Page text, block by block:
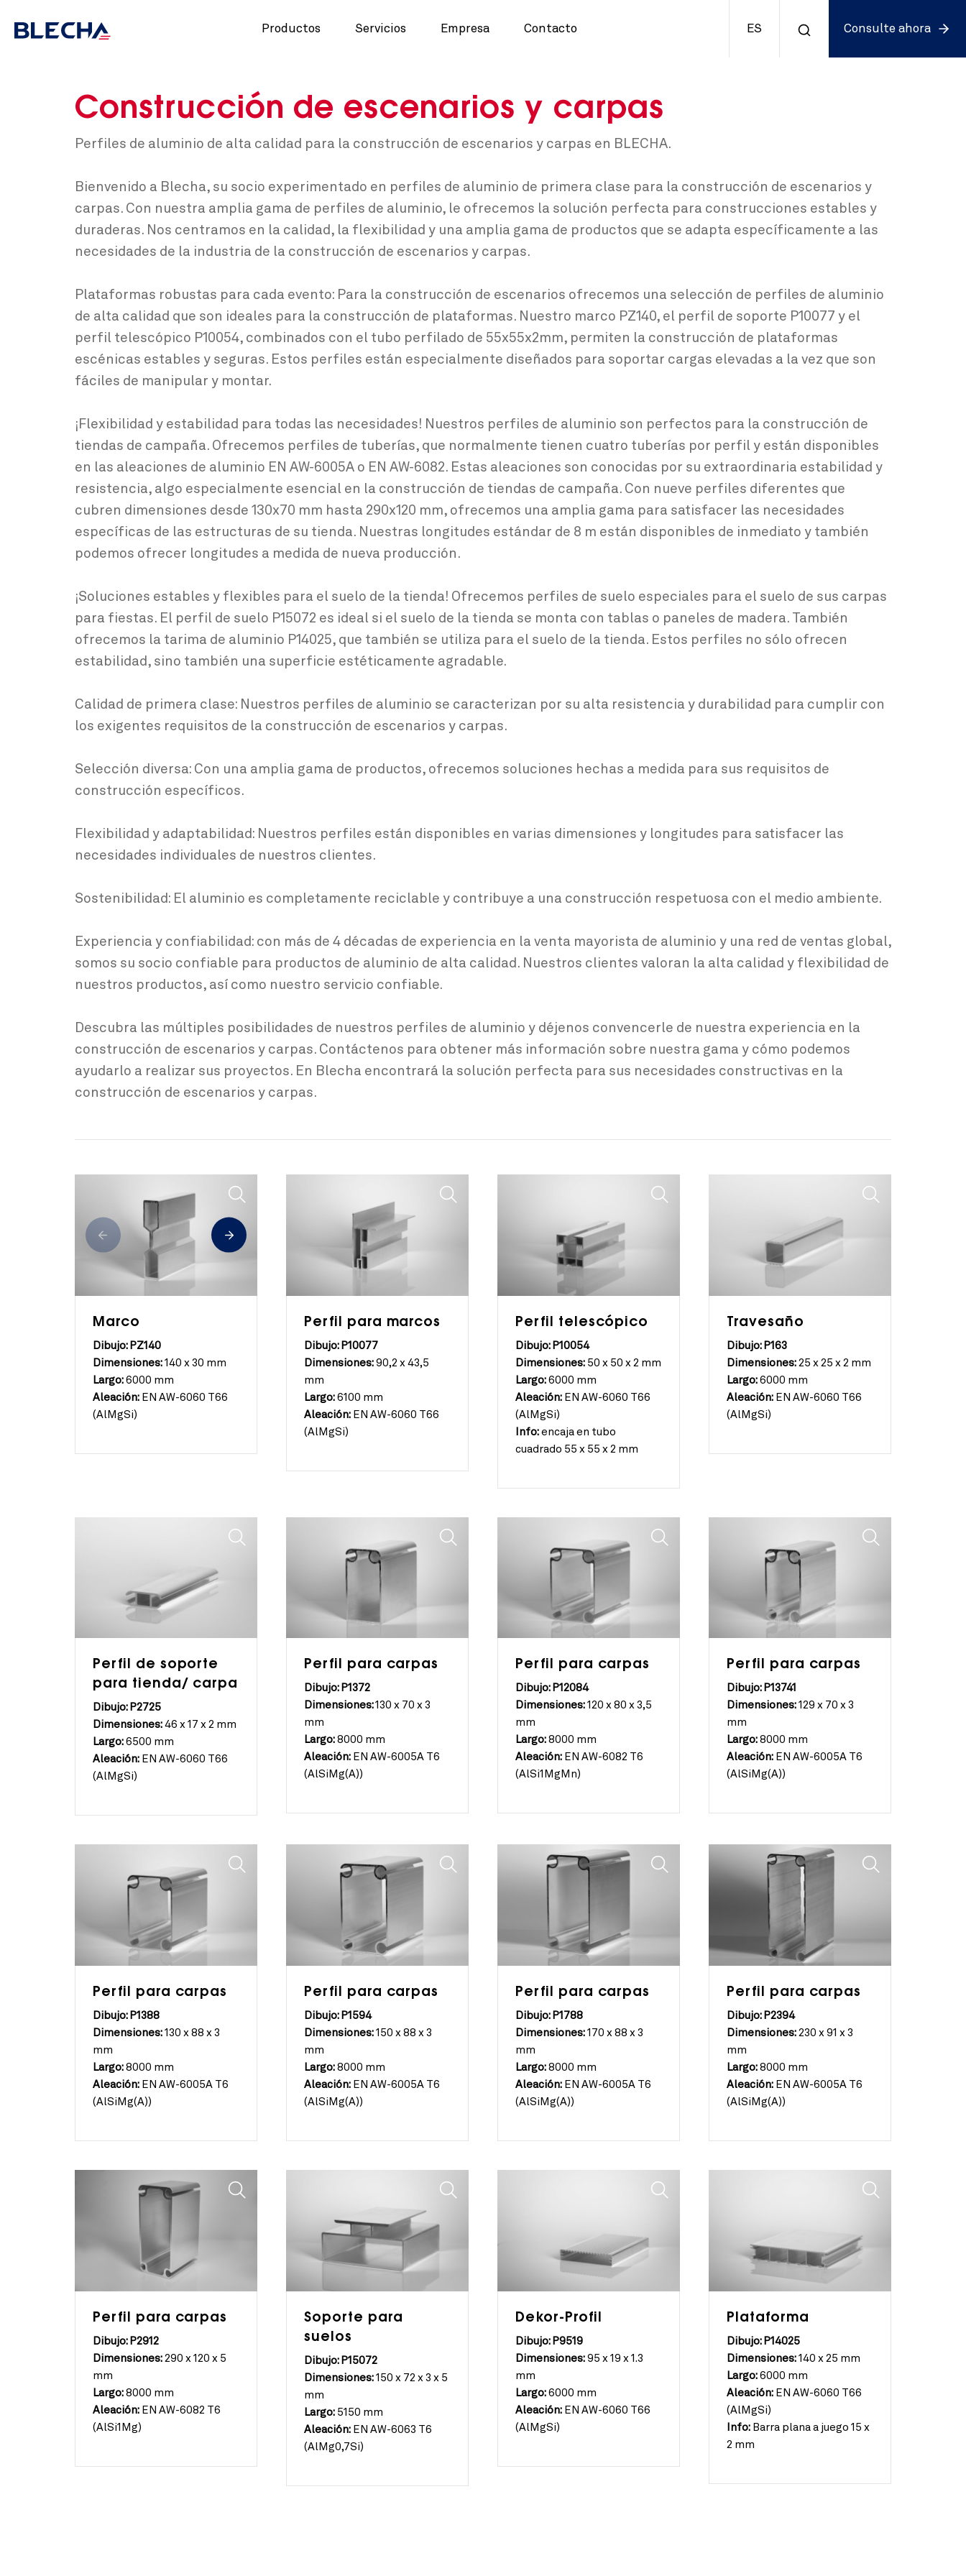
Productos Servicios Empresa Contacto ES Consulte ahora
Construcción de escenarios y carpas
Perfiles de aluminio de alta calidad para la construcción de escenarios y carpas en BLECHA.
Bienvenido a Blecha, su socio experimentado en perfiles de aluminio de primera clase para la construcción de escenarios y
carpas. Con nuestra amplia gama de perfiles de aluminio, le ofrecemos la solución perfecta para construcciones estables y
duraderas. Nos centramos en la calidad, la flexibilidad y una amplia gama de productos que se adapta específicamente a las
necesidades de la industria de la construcción de escenarios y carpas.
Plataformas robustas para cada evento: Para la construcción de escenarios ofrecemos una selección de perfiles de aluminio
de alta calidad que son ideales para la construcción de plataformas. Nuestro marco PZ140, el perfil de soporte P10077 y el
perfil telescópico P10054, combinados con el tubo perfilado de 55x55x2mm, permiten la construcción de plataformas
escénicas estables y seguras. Estos perfiles están especialmente diseñados para soportar cargas elevadas a la vez que son
fáciles de manipular y montar.
¡Flexibilidad y estabilidad para todas las necesidades! Nuestros perfiles de aluminio son perfectos para la construcción de
tiendas de campaña. Ofrecemos perfiles de tuberías, que normalmente tienen cuatro tuberías por perfil y están disponibles
en las aleaciones de aluminio EN AW-6005A o EN AW-6082. Estas aleaciones son conocidas por su extraordinaria estabilidad y
resistencia, algo especialmente esencial en la construcción de tiendas de campaña. Con nueve perfiles diferentes que
cubren dimensiones desde 130x70 mm hasta 290x120 mm, ofrecemos una amplia gama para satisfacer las necesidades
específicas de las estructuras de su tienda. Nuestras longitudes estándar de 8 m están disponibles de inmediato y también
podemos ofrecer longitudes a medida de nueva producción.
¡Soluciones estables y flexibles para el suelo de la tienda! Ofrecemos perfiles de suelo especiales para el suelo de sus carpas
para fiestas. El perfil de suelo P15072 es ideal si el suelo de la tienda se monta con tablas o paneles de madera. También
ofrecemos la tarima de aluminio P14025, que también se utiliza para el suelo de la tienda. Estos perfiles no sólo ofrecen
estabilidad, sino también una superficie estéticamente agradable.
Calidad de primera clase: Nuestros perfiles de aluminio se caracterizan por su alta resistencia y durabilidad para cumplir con
los exigentes requisitos de la construcción de escenarios y carpas.
Selección diversa: Con una amplia gama de productos, ofrecemos soluciones hechas a medida para sus requisitos de
construcción específicos.
Flexibilidad y adaptabilidad: Nuestros perfiles están disponibles en varias dimensiones y longitudes para satisfacer las
necesidades individuales de nuestros clientes.
Sostenibilidad: El aluminio es completamente reciclable y contribuye a una construcción respetuosa con el medio ambiente.
Experiencia y confiabilidad: con más de 4 décadas de experiencia en la venta mayorista de aluminio y una red de ventas global,
somos su socio confiable para productos de aluminio de alta calidad. Nuestros clientes valoran la alta calidad y flexibilidad de
nuestros productos, así como nuestro servicio confiable.
Descubra las múltiples posibilidades de nuestros perfiles de aluminio y déjenos convencerle de nuestra experiencia en la
construcción de escenarios y carpas. Contáctenos para obtener más información sobre nuestra gama y cómo podemos
ayudarlo a realizar sus proyectos. En Blecha encontrará la solución perfecta para sus necesidades constructivas en la
construcción de escenarios y carpas.
Marco
Dibujo: PZ140
Dimensiones: 140 x 30 mm
Largo: 6000 mm
Aleación: EN AW-6060 T66
(AlMgSi)
Perfil para marcos
Dibujo: P10077
Dimensiones: 90,2 x 43,5
mm
Largo: 6100 mm
Aleación: EN AW-6060 T66
(AlMgSi)
Perfil telescópico
Dibujo: P10054
Dimensiones: 50 x 50 x 2 mm
Largo: 6000 mm
Aleación: EN AW-6060 T66
(AlMgSi)
Info: encaja en tubo
cuadrado 55 x 55 x 2 mm
Travesaño
Dibujo: P163
Dimensiones: 25 x 25 x 2 mm
Largo: 6000 mm
Aleación: EN AW-6060 T66
(AlMgSi)
Perfil de soporte
para tienda/ carpa
Dibujo: P2725
Dimensiones: 46 x 17 x 2 mm
Largo: 6500 mm
Aleación: EN AW-6060 T66
(AlMgSi)
Perfil para carpas
Dibujo: P1372
Dimensiones: 130 x 70 x 3
mm
Largo: 8000 mm
Aleación: EN AW-6005A T6
(AlSiMg(A))
Perfil para carpas
Dibujo: P12084
Dimensiones: 120 x 80 x 3,5
mm
Largo: 8000 mm
Aleación: EN AW-6082 T6
(AlSi1MgMn)
Perfil para carpas
Dibujo: P13741
Dimensiones: 129 x 70 x 3
mm
Largo: 8000 mm
Aleación: EN AW-6005A T6
(AlSiMg(A))
Perfil para carpas
Dibujo: P1388
Dimensiones: 130 x 88 x 3
mm
Largo: 8000 mm
Aleación: EN AW-6005A T6
(AlSiMg(A))
Perfil para carpas
Dibujo: P1594
Dimensiones: 150 x 88 x 3
mm
Largo: 8000 mm
Aleación: EN AW-6005A T6
(AlSiMg(A))
Perfil para carpas
Dibujo: P1788
Dimensiones: 170 x 88 x 3
mm
Largo: 8000 mm
Aleación: EN AW-6005A T6
(AlSiMg(A))
Perfil para carpas
Dibujo: P2394
Dimensiones: 230 x 91 x 3
mm
Largo: 8000 mm
Aleación: EN AW-6005A T6
(AlSiMg(A))
Perfil para carpas
Dibujo: P2912
Dimensiones: 290 x 120 x 5
mm
Largo: 8000 mm
Aleación: EN AW-6082 T6
(AlSi1Mg)
Soporte para
suelos
Dibujo: P15072
Dimensiones: 150 x 72 x 3 x 5
mm
Largo: 5150 mm
Aleación: EN AW-6063 T6
(AlMg0,7Si)
Dekor-Profil
Dibujo: P9519
Dimensiones: 95 x 19 x 1.3
mm
Largo: 6000 mm
Aleación: EN AW-6060 T66
(AlMgSi)
Plataforma
Dibujo: P14025
Dimensiones: 140 x 25 mm
Largo: 6000 mm
Aleación: EN AW-6060 T66
(AlMgSi)
Info: Barra plana a juego 15 x
2 mm